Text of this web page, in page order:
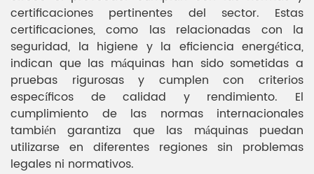
certificaciones pertinentes del sector. Estas
certificaciones, como las relacionadas con la
seguridad, la higiene y la eficiencia energética,
indican que las máquinas han sido sometidas a
pruebas rigurosas y cumplen con criterios
específicos de calidad y rendimiento. El
cumplimiento de las normas internacionales
también garantiza que las máquinas puedan
utilizarse en diferentes regiones sin problemas
legales ni normativos.